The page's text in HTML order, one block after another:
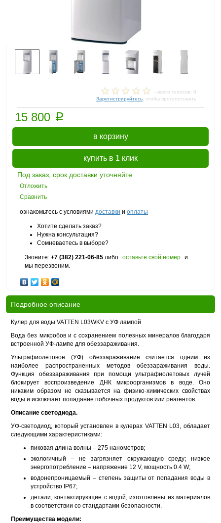
- всего голосов: 0
Зарегистрируйтесь , чтобы проголосовать
15 800 p
в корзину
купить в 1 клик
Под заказ, срок доставки уточняйте
Отложить
Сравнить
ознакомьтесь с условиями доставки и оплаты
Хотите сделать заказ?
Нужна консультация?
Сомневаетесь в выборе?
Звоните: +7 (382) 221-06-85 либо оставьте свой номер и
мы перезвоним.
Подробное описание
Кулер для воды VATTEN L03WKV c УФ лампой
Вода без микробов и с сохранением полезных минералов благодаря
встроенной УФ-лампе для обеззараживания.
Ультрафиолетовое (УФ) обеззараживание считается одним из
наиболее распространенных методов обеззараживания воды.
Функция обеззараживания при помощи ультрафиолетовых лучей
блокирует воспроизведение ДНК микроорганизмов в воде. Оно
никаким образом не сказывается на физико-химических свойствах
воды и исключает попадание побочных продуктов или реагентов.
Описание светодиода.
УФ-светодиод, который установлен в кулерах VATTEN L03, обладает
следующими характеристиками:
пиковая длина волны – 275 нанометров;
экологичный – не загрязняет окружающую среду; низкое
энергопотребление – напряжение 12 V, мощность 0.4 W;
водонепроницаемый – степень защиты от попадания воды в
устройство IP67;
детали, контактирующие с водой, изготовлены из материалов
в соответствии со стандартами безопасности.
Преимущества модели: